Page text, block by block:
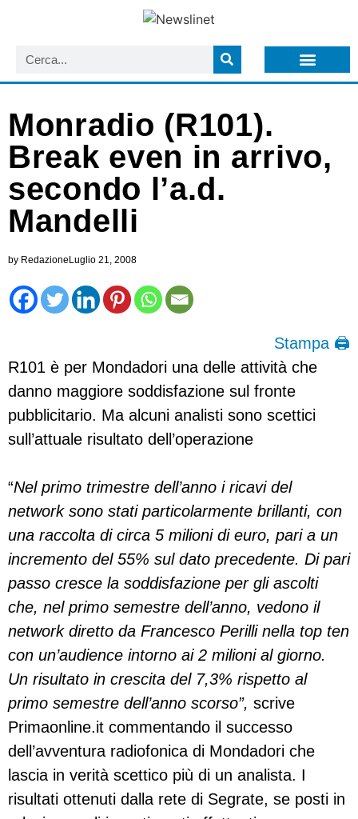
Monradio (R101).
Break even in arrivo,
secondo l’a.d.
Mandelli
by RedazioneLuglio 21, 2008
Stampa 🖨
R101 è per Mondadori una delle attività che
danno maggiore soddisfazione sul fronte
pubblicitario. Ma alcuni analisti sono scettici
sull’attuale risultato dell’operazione
“Nel primo trimestre dell’anno i ricavi del
network sono stati particolarmente brillanti, con
una raccolta di circa 5 milioni di euro, pari a un
incremento del 55% sul dato precedente. Di pari
passo cresce la soddisfazione per gli ascolti
che, nel primo semestre dell’anno, vedono il
network diretto da Francesco Perilli nella top ten
con un’audience intorno ai 2 milioni al giorno.
Un risultato in crescita del 7,3% rispetto al
primo semestre dell’anno scorso”, scrive
Primaonline.it commentando il successo
dell’avventura radiofonica di Mondadori che
lascia in verità scettico più di un analista. I
risultati ottenuti dalla rete di Segrate, se posti in